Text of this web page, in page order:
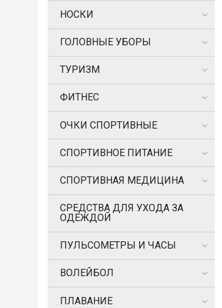
НОСКИ
ГОЛОВНЫЕ УБОРЫ
ТУРИЗМ
ФИТНЕС
ОЧКИ СПОРТИВНЫЕ
СПОРТИВНОЕ ПИТАНИЕ
СПОРТИВНАЯ МЕДИЦИНА
СРЕДСТВА ДЛЯ УХОДА ЗА
ОДЕЖДОЙ
ПУЛЬСОМЕТРЫ И ЧАСЫ
ВОЛЕЙБОЛ
ПЛАВАНИЕ